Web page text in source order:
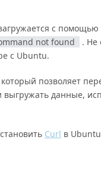
с
not found
. Не
с Ubuntu.
позволяет
данные,
Curl в